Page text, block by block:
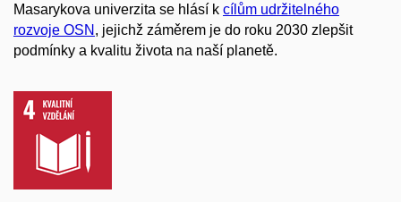
Masarykova univerzita se hlásí k cílům udržitelného
rozvoje OSN , jejichž záměrem je do roku 2030 zlepšit
podmínky a kvalitu života na naší planetě.